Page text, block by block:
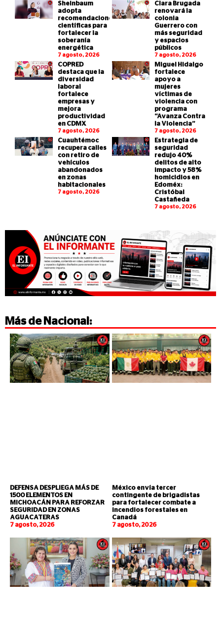
Sheinbaum
adopta
recomendaciones
científicas para
fortalecer la
soberanía
energética
7 agosto, 2026
Clara Brugada
renovará la
colonia
Guerrero con
más seguridad
y espacios
públicos
7 agosto, 2026
COPRED
destaca que la
diversidad
laboral
fortalece
empresas y
mejora
productividad
en CDMX
7 agosto, 2026
Miguel Hidalgo
fortalece
apoyo a
mujeres
víctimas de
violencia con
programa
“Avanza Contra
la Violencia”
7 agosto, 2026
Cuauhtémoc
recupera calles
con retiro de
vehículos
abandonados
en zonas
habitacionales
7 agosto, 2026
Estrategia de
seguridad
redujo 40%
delitos de alto
impacto y 58%
homicidios en
Edoméx:
Cristóbal
Castañeda
7 agosto, 2026
Más de Nacional :
DEFENSA DESPLIEGA MÁS DE
1500 ELEMENTOS EN
MICHOACÁN PARA REFORZAR
SEGURIDAD EN ZONAS
AGUACATERAS
7 agosto, 2026
México envía tercer
contingente de brigadistas
para fortalecer combate a
incendios forestales en
Canadá
7 agosto, 2026